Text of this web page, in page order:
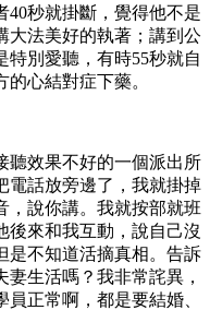
40秒就掛斷，覺得他不是
大法美好的執著；講到公
別愛聽，有時55秒就自
心結對症下藥。
聽效果不好的一個派出所
電話放旁邊了，我就掛掉
，說你講。我就按部就班
後來和我互動，說自己沒
是不知道活摘真相。告訴
生活嗎？我非常詫異，
正常啊，都是要結婚、